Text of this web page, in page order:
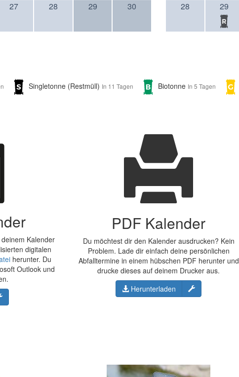
27 28 29 30 28 29
Singletonne (Restmüll) In 11 Tagen Biotonne In 5 Tagen
Kalender
digitalen
herunter. Du
Outlook und
Konfigurieren
PDF Kalender
Du möchtest dir den Kalender ausdrucken? Kein
Problem. Lade dir einfach deine persönlichen
Abfalltermine in einem hübschen PDF herunter und
drucke dieses auf deinem Drucker aus.
Herunterladen
Konfigurieren